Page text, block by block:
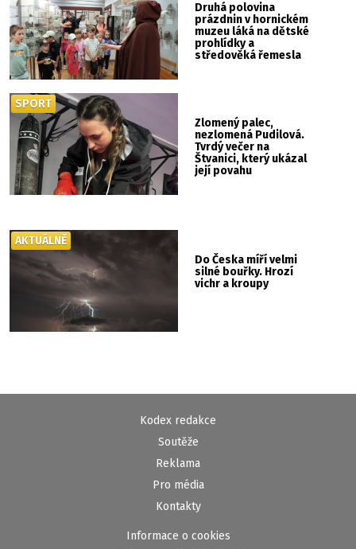
Druhá polovina
prázdnin v hornickém
muzeu láká na dětské
prohlídky a
středověká řemesla
Zlomený palec,
nezlomená Pudilová.
Tvrdý večer na
Štvanici, který ukázal
její povahu
SPORT
Do Česka míří velmi
silné bouřky. Hrozí
vichr a kroupy
AKTUÁLNĚ
Kodex redakce
Soutěže
Reklama
Pro média
Kontakty
Informace o cookies